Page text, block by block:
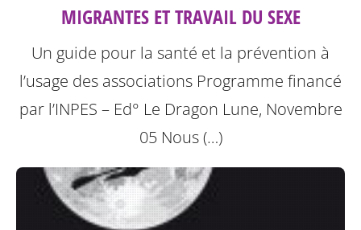
MIGRANTES ET TRAVAIL DU SEXE
Un guide pour la santé et la prévention à
l’usage des associations Programme financé
par l’INPES – Ed° Le Dragon Lune, Novembre
05 Nous (…)